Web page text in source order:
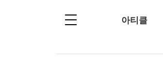
아티클